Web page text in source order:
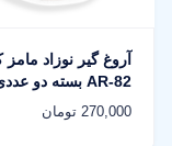
آروغ گیر نوزاد
AR-82 بسته دو عددی
270,000 تومان